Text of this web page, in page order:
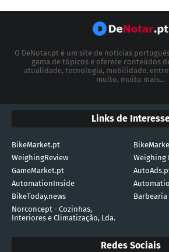
O DeNotar.pt é um site de notícias
gama de tópicos e oferece conteúdos
atualidade, tecnologia, mobilidade,
muito, muito mais...
Links de
BikeMarket.pt
WeighingReview
Weighing
GameMarket.pt
AutomationInside
BikeToday.news
Barbearia
Norconcept - Cozinhas,
Interiores e Climatização, Lda.
Redes Sociais